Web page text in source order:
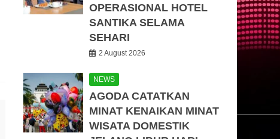
OPERASIONAL HOTEL
SANTIKA SELAMA
SEHARI
2 August 2026
NEWS
AGODA CATATKAN
MINAT KENAIKAN MINAT
WISATA DOMESTIK